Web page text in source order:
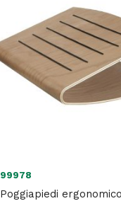
99978
Poggiapiedi ergonomico